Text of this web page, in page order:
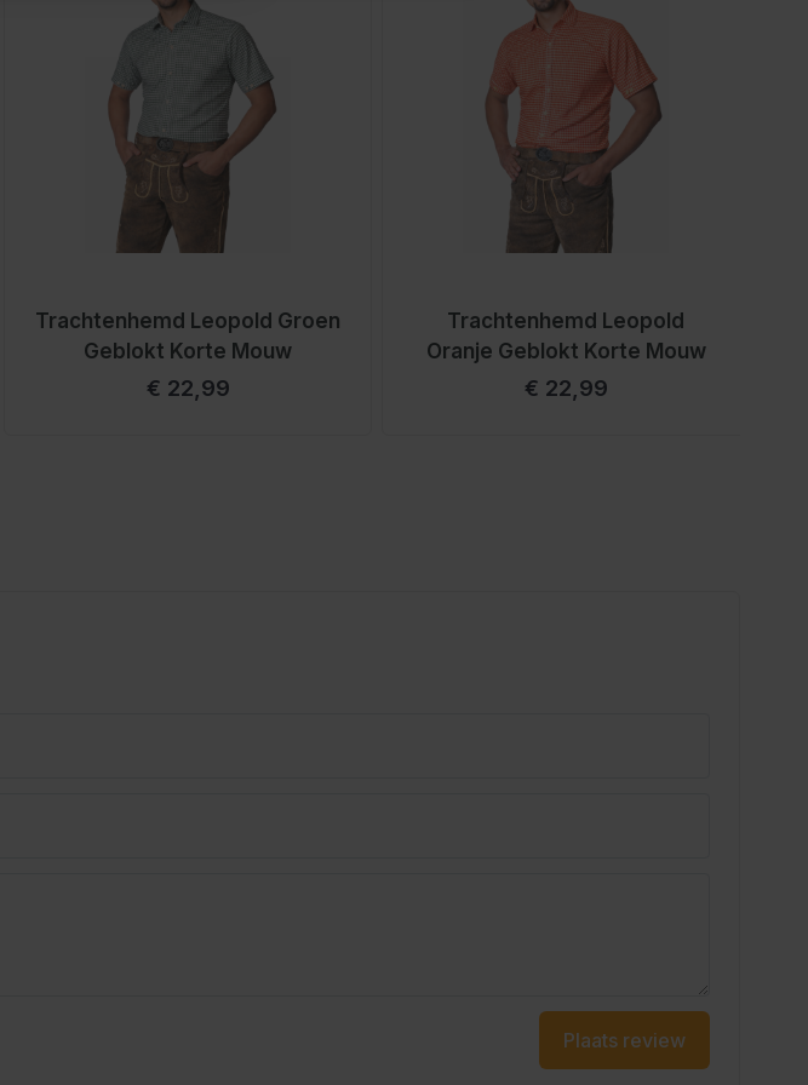
Trachtenhemd Leopold Groen
Geblokt Korte Mouw
€ 22,99
Trachtenhemd Leopold
Oranje Geblokt Korte Mouw
€ 22,99
Plaats review